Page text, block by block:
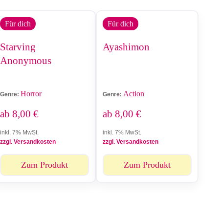
Für dich
Starving
Anonymous
Genre: Horror
ab 8,00 €
inkl. 7% MwSt.
zzgl. Versandkosten
Zum Produkt
Für dich
Ayashimon
Genre: Action
ab 8,00 €
inkl. 7% MwSt.
zzgl. Versandkosten
Zum Produkt